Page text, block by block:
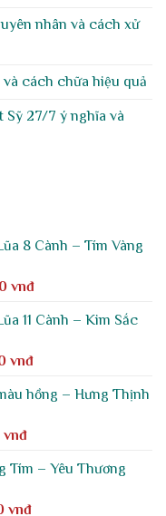
nhân và cách xử
cách chữa hiệu quả
Sỹ 27/7 ý nghĩa và
8 Cành – Tím Vàng
vnđGiá
tại
2,740,000 vnđ.
11 Cành – Kim Sắc
vnđGiá
tại
hồng – Hưng Thịnh
vnđGiá
tại
1,850,000 vnđ.
Tím – Yêu Thương
vnđGiá